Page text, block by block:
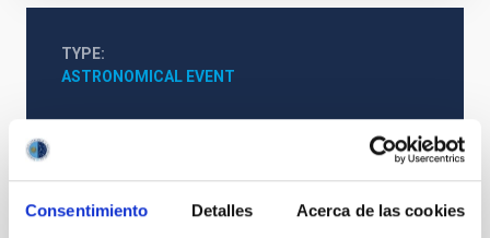
Consentimiento Detalles Acerca de las cookies
TYPE
ASTRONOMICAL EVENT